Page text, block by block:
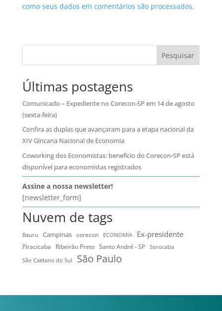
como seus dados em comentários são processados.
Pesquisar
Últimas postagens
Comunicado – Expediente no Corecon-SP em 14 de agosto
(sexta-feira)
Confira as duplas que avançaram para a etapa nacional da
XIV Gincana Nacional de Economia
Coworking dos Economistas: benefício do Corecon-SP está
disponível para economistas registrados
Assine a nossa newsletter!
[newsletter_form]
Nuvem de tags
Bauru Campinas corecon ECONOMIA Ex-presidente
Piracicaba Ribeirão Preto Santo André - SP
Sorocaba
São Caetano do Sul
São Paulo